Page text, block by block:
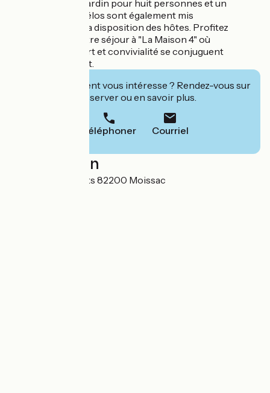
avec un salon de jardin pour huit personnes et un
barbecue. Deux vélos sont également mis
gracieusement à la disposition des hôtes. Profitez
pleinement de votre séjour à "La Maison 4" où
tranquillité, confort et convivialité se conjuguent
harmonieusement.
Cet établissement vous intéresse ? Rendez-vous sur
leur site pour réserver ou en savoir plus.
Téléphoner Courriel
Localisation
4 rue des Pénitents 82200 Moissac